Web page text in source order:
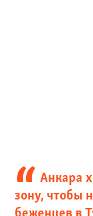
Анкара
зону, чтобы